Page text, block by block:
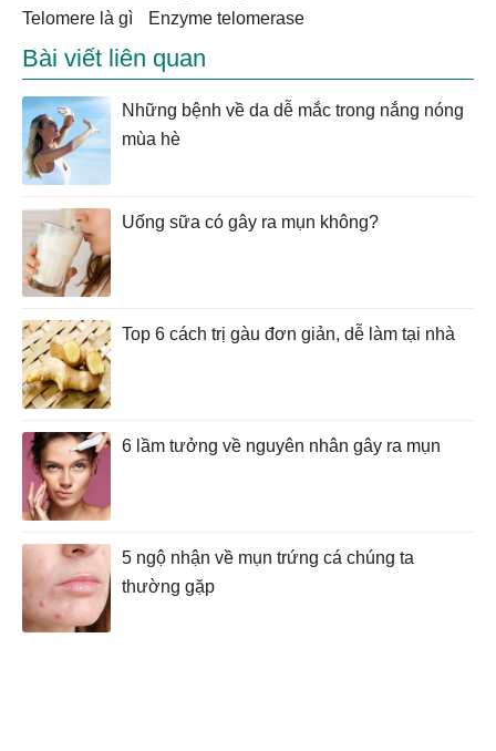
telomere là gì
enzyme telomerase
Bài viết liên quan
Những bệnh về da dễ mắc trong nắng nóng
mùa hè
Uống sữa có gây ra mụn không?
Top 6 cách trị gàu đơn giản, dễ làm tại nhà
6 lầm tưởng về nguyên nhân gây ra mụn
5 ngộ nhận về mụn trứng cá chúng ta
thường gặp